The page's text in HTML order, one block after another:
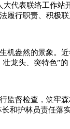
代表联络工作站
履行职责、积极联
机盎然的景象。
龙头、突特色”的
监督检查，筑牢森
和护林员责任落